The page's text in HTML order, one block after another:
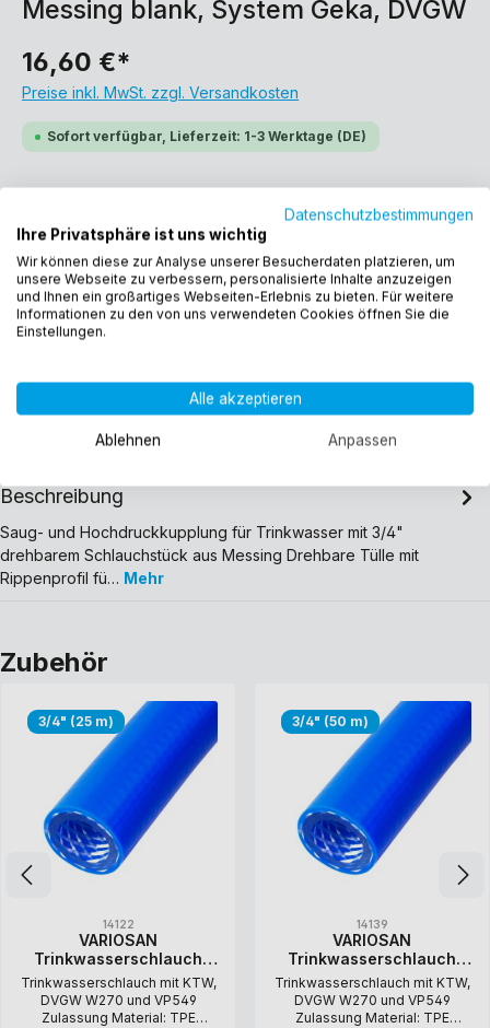
Messing blank, System Geka, DVGW
16,60 €*
Preise inkl. MwSt. zzgl. Versandkosten
Sofort verfügbar, Lieferzeit: 1-3 Werktage (DE)
In den Warenkorb
0.206 kg
Beschreibung
Saug- und Hochdruckkupplung für Trinkwasser mit 3/4"
drehbarem Schlauchstück aus Messing Drehbare Tülle mit
Rippenprofil fü… Mehr
Zubehör
3/4" (25 m)
14122
VARIOSAN
Trinkwasserschlauch
14122, 3/4", 25 m,
KTW/DVGW/VP549
Zulassung
Trinkwasserschlauch mit KTW,
DVGW W270 und VP549
Zulassung Material: TPE
3/4" (50 m)
14139
VARIOSAN
Trinkwasserschlauch
14139, 3/4", 50 m,
KTW/DVGW/VP549
Zulassung
Trinkwasserschlauch mit KTW,
DVGW W270 und VP549
Zulassung Material: TPE
Datenschutzbestimmungen
Ihre Privatsphäre ist uns wichtig
Wir können diese zur Analyse unserer Besucherdaten platzieren, um
unsere Webseite zu verbessern, personalisierte Inhalte anzuzeigen
und Ihnen ein großartiges Webseiten-Erlebnis zu bieten. Für weitere
Informationen zu den von uns verwendeten Cookies öffnen Sie die
Einstellungen.
Alle akzeptieren
Ablehnen Anpassen